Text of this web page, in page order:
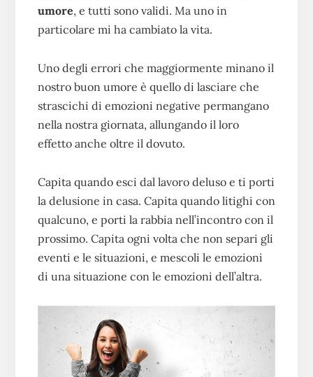
umore, e tutti sono validi. Ma uno in
particolare mi ha cambiato la vita.
Uno degli errori che maggiormente minano il
nostro buon umore è quello di lasciare che
strascichi di emozioni negative permangano
nella nostra giornata, allungando il loro
effetto anche oltre il dovuto.
Capita quando esci dal lavoro deluso e ti porti
la delusione in casa. Capita quando litighi con
qualcuno, e porti la rabbia nell’incontro con il
prossimo. Capita ogni volta che non separi gli
eventi e le situazioni, e mescoli le emozioni
di una situazione con le emozioni dell’altra.